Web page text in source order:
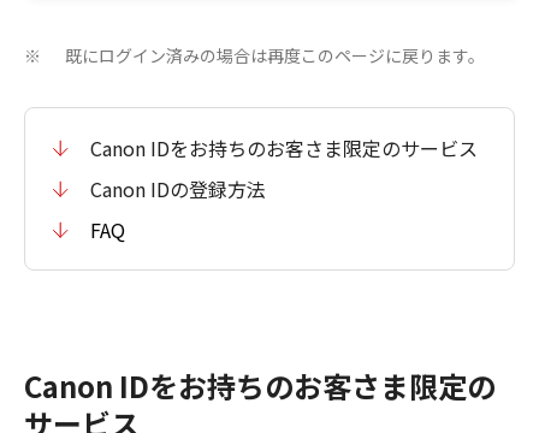
※ 既にログイン済みの場合は再度このページに戻ります。
Canon IDをお持ちのお客さま限定のサービス
Canon IDの登録方法
FAQ
Canon IDをお持ちのお客さま限定の
サービス